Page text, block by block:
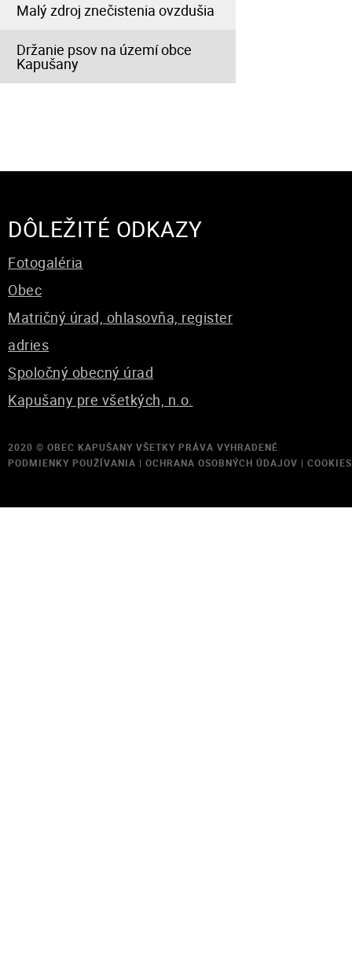
Malý zdroj znečistenia ovzdušia
Držanie psov na území obce
Kapušany
DÔLEŽITÉ ODKAZY
Fotogaléria
Obec
Matričný úrad, ohlasovňa, register
adries
Spoločný obecný úrad
Kapušany pre všetkých, n.o.
2020 © OBEC KAPUŠANY VŠETKY PRÁVA VYHRADENÉ
PODMIENKY POUŽÍVANIA | OCHRANA OSOBNÝCH ÚDAJOV | COOKIES